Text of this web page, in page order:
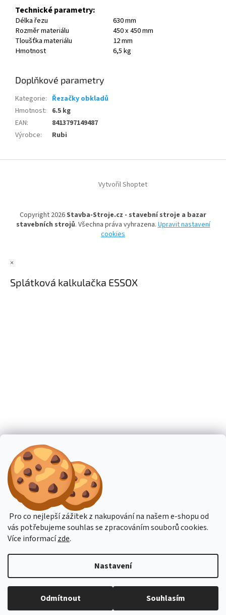
Pro co nejlepší zážitek z nakupování na našem e-shopu od
vás potřebujeme souhlas se zpracováním souborů cookies.
Více informacízde.
Nastavení
Odmítnout Souhlasím
Budete-li potřebovat poradit, pište přes online podporu nebo na email
Technické parametry:
Délka řezu
630 mm
Rozměr materiálu
450 x 450 mm
Tloušťka materiálu
12 mm
Hmotnost
6,5 kg
Doplňkové parametry
Kategorie: Řezačky obkladů
Hmotnost:
6.5 kg
EAN:
8413797149487
Výrobce: Rubi
Vytvořil Shoptet
Copyright 2026Stavba-Stroje.cz - stavební stroje a bazar
stavebních strojů. Všechna práva vyhrazena.Upravit nastavení
cookies
×
Splátková kalkulačka ESSOX